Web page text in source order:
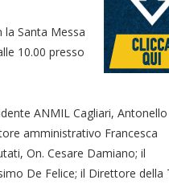
la Santa Messa
10.00 presso
ANMIL Cagliari, Antonello
amministrativo Francesca
On. Cesare Damiano; il
De Felice; il Direttore della